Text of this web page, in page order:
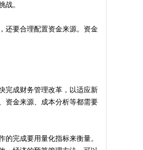
战。
还要合理配置资金来源。资金
完成财务管理改革，以适应新
资金来源、成本分析等都需要
完成要用量化指标来衡量。